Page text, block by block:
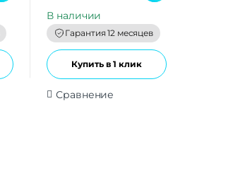
o
В наличии
Гарантия 12 месяцев
Купить в 1 клик
Сравнение